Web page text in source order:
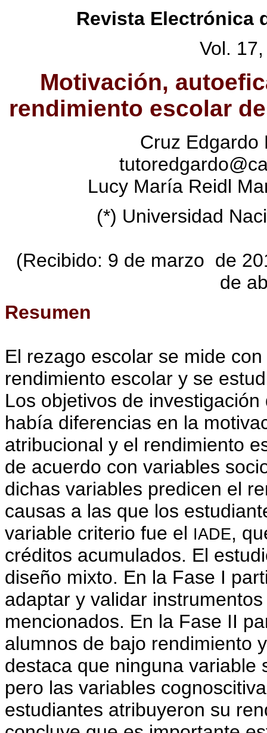
Revista Electrónica
Vol.
Motivación,
rendimiento escolar
Cruz Edgardo
Lucy María Reidl
(*) Universidad
(Recibido: 9 de marzo de
de
Resumen
El rezago escolar se mide
rendimiento escolar y se
Los objetivos de
había diferencias en la
atribucional y el rendimiento
de acuerdo con variables
dichas variables predicen el
causas a las que los
variable criterio fue el IADE,
créditos acumulados. El
diseño mixto. En la Fase I
adaptar y validar
mencionados. En la Fase II
alumnos de bajo rendimiento
destaca que ninguna variable
pero las variables
estudiantes atribuyeron su